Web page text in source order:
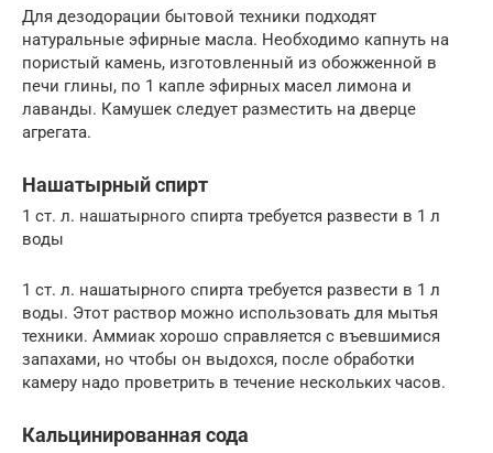
Для дезодорации бытовой техники подходят
натуральные эфирные масла. Необходимо капнуть на
пористый камень, изготовленный из обожженной в
печи глины, по 1 капле эфирных масел лимона и
лаванды. Камушек следует разместить на дверце
агрегата.
Нашатырный спирт
1 ст. л. нашатырного спирта требуется развести в 1 л
воды
1 ст. л. нашатырного спирта требуется развести в 1 л
воды. Этот раствор можно использовать для мытья
техники. Аммиак хорошо справляется с въевшимися
запахами, но чтобы он выдохся, после обработки
камеру надо проветрить в течение нескольких часов.
Кальцинированная сода